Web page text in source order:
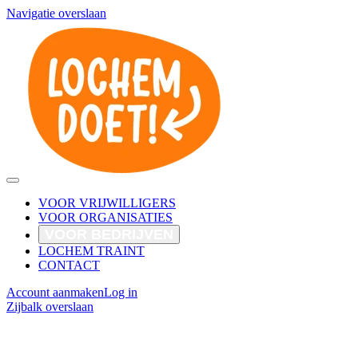
Navigatie overslaan
VOOR VRIJWILLIGERS
VOOR ORGANISATIES
LOCHEM TRAINT
CONTACT
Account aanmakenLog in
Zijbalk overslaan